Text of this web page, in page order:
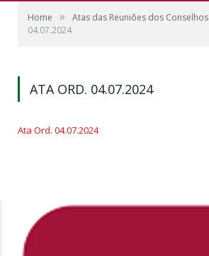
Home » Atas das Reuniões dos Conselhos
04.07.2024
ATA ORD. 04.07.2024
Ata Ord. 04.07.2024